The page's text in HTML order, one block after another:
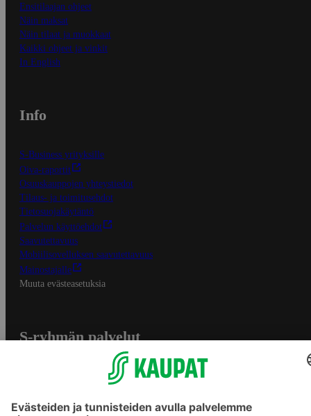
Ensitilaajan ohjeet
Näin maksat
Näin tilaat ja muokkaat
Kaikki ohjeet ja vinkit
In English
Info
S-Business yrityksille
Oiva-raportit
Osuuskauppojen yhteystiedot
Tilaus- ja toimitusehdot
Tietosuojakäytäntö
Palvelun käyttöehdot
Saavutettavuus
Mobiilisovelluksen saavutettavuus
Mainostajalle
Muuta evästeasetuksia
S-ryhmän palvelut
Yhteishyvä Ruoka -sovellus